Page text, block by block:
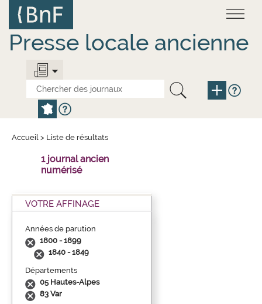
contenu
principal
Presse locale ancienne
Accueil > Liste de résultats
1 journal ancien
numérisé
VOTRE AFFINAGE
Années de parution
1800 - 1899
1840 - 1849
Départements
05 Hautes-Alpes
83 Var
Panneau de gestion des cookies